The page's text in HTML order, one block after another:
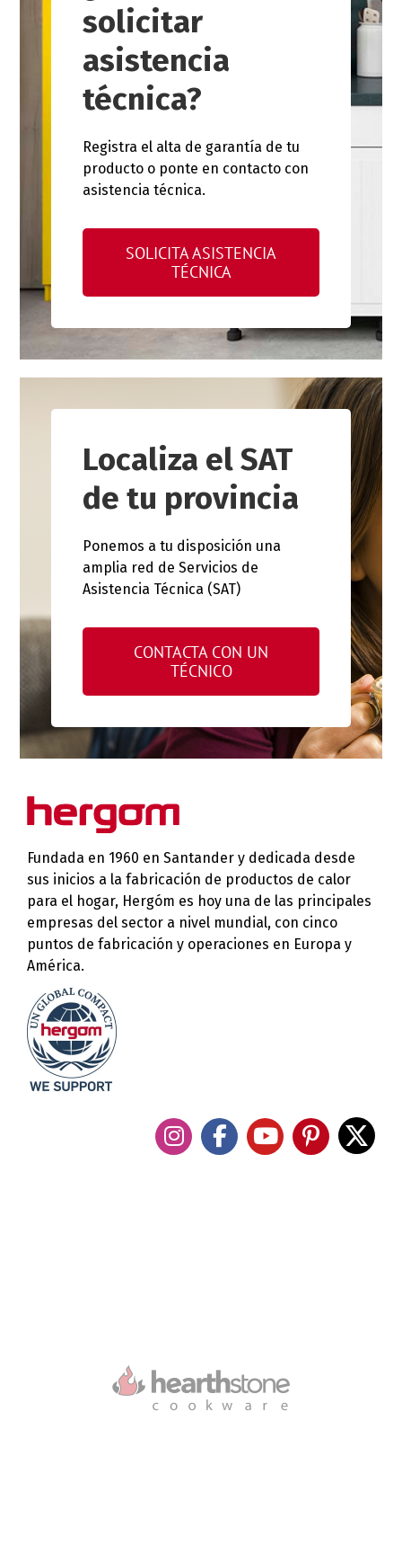
solicitar
asistencia
técnica?
Registra el alta de garantía de tu
producto o ponte en contacto con
asistencia técnica.
SOLICITA ASISTENCIA
TÉCNICA
Localiza el SAT
de tu provincia
Ponemos a tu disposición una
amplia red de Servicios de
Asistencia Técnica (SAT)
CONTACTA CON UN
TÉCNICO
Fundada en 1960 en Santander y dedicada desde
sus inicios a la fabricación de productos de calor
para el hogar, Hergóm es hoy una de las principales
empresas del sector a nivel mundial, con cinco
puntos de fabricación y operaciones en Europa y
América.